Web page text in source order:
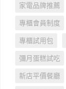
家電品牌推薦
專櫃會員制度
專櫃試用包
彌月蛋糕試吃
新店平價餐廳